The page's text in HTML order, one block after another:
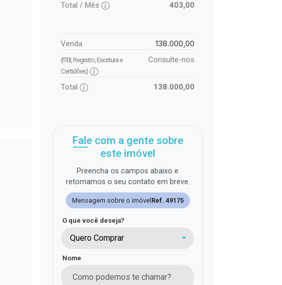
Total / Mês
403,00
Venda 138.000,00
(ITBI, Registro, Escritura e
Certidões)
Consulte-nos
Total 138.000,00
Fale com a gente sobre
este imóvel
Preencha os campos abaixo e
retornamos o seu contato em breve.
Mensagem sobre o imóvel Ref. 49175
O que você deseja?
Quero Comprar
Nome